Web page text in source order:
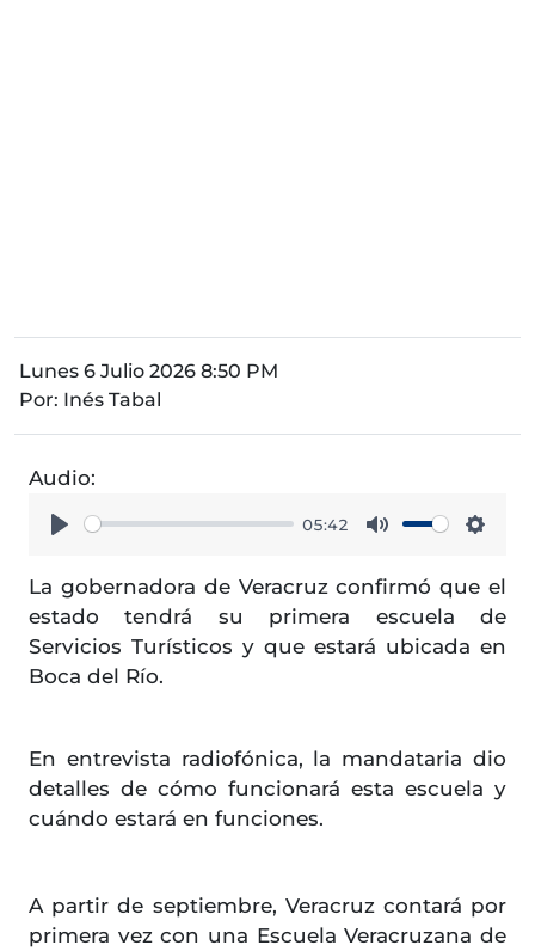
Lunes 6 Julio 2026 8:50 PM
Por: Inés Tabal
Audio:
05:42
La gobernadora de Veracruz confirmó que el
estado tendrá su primera escuela de
Servicios Turísticos y que estará ubicada en
Boca del Río.
En entrevista radiofónica, la mandataria dio
detalles de cómo funcionará esta escuela y
cuándo estará en funciones.
A partir de septiembre, Veracruz contará por
primera vez con una Escuela Veracruzana de